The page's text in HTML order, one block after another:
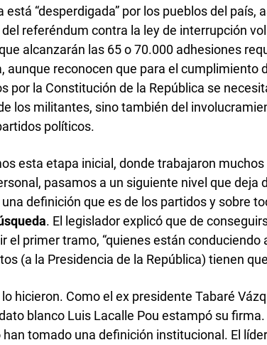
está “desperdigada” por los pueblos del país,
referéndum contra la ley de interrupción
alcanzarán las 65 o 70.000 adhesiones
aunque reconocen que para el cumplimiento
por la Constitución de la República se
los militantes, sino también del
políticos.
esta etapa inicial, donde trabajaron
pasamos a un siguiente nivel que deja
definición que es de los partidos y sobre
. El legislador explicó que de
el primer tramo, “quienes están conduciendo
(a la Presidencia de la República) tienen
hicieron. Como el ex presidente Tabaré
blanco Luis Lacalle Pou estampó su
han tomado una definición institucional. El